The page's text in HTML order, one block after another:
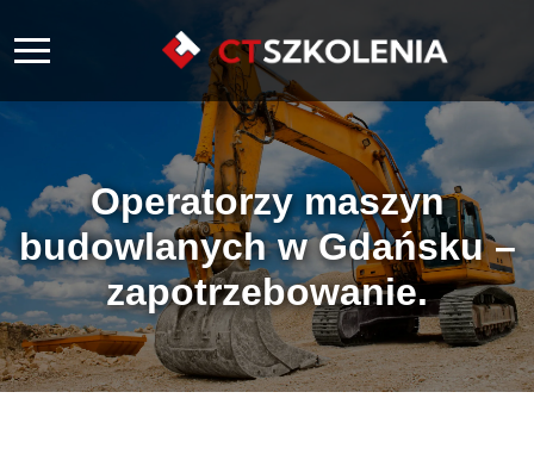
Operatorzy maszyn
budowlanych w Gdańsku –
zapotrzebowanie.